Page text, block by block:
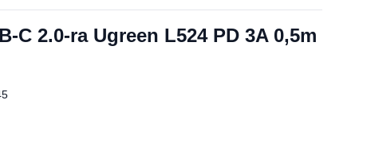
C 2.0-ra Ugreen L524 PD 3A 0,5m